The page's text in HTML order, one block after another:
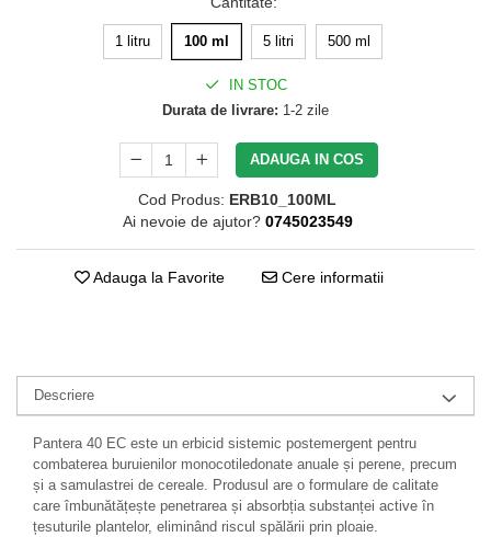
1 litru 100 ml 5 litri 500 ml
IN STOC
Durata de livrare: 1-2 zile
ADAUGA IN COS
Cod Produs: ERB10_100ML
Ai nevoie de ajutor? 0745023549
Adauga la Favorite Cere informatii
Descriere
Pantera 40 EC este un erbicid sistemic postemergent pentru
combaterea buruienilor monocotiledonate anuale și perene, precum
și a samulastrei de cereale. Produsul are o formulare de calitate
care îmbunătățește penetrarea și absorbția substanței active în
țesuturile plantelor, eliminând riscul spălării prin ploaie.